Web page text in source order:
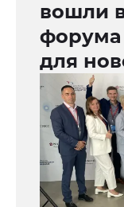
вошли
для